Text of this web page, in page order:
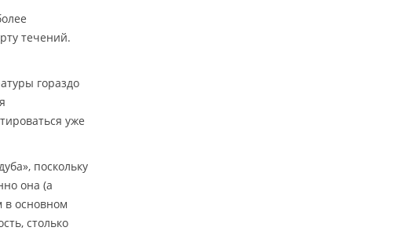
течений.
гораздо
уже
поскольку
она (а
в основном
столько